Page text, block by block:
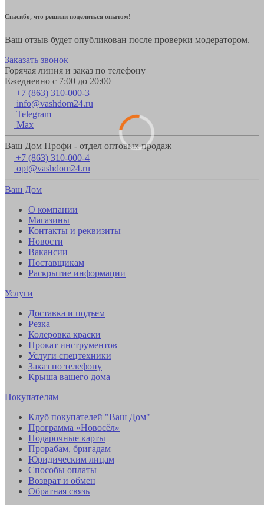
Спасибо, что решили поделиться опытом!
Ваш отзыв будет опубликован после проверки модератором.
Заказать звонок
Горячая линия и заказ по телефону
Ежедневно с 7:00 до 20:00
+7 (863) 310-000-3
info@vashdom24.ru
Telegram
Max
Ваш Дом Профи - отдел оптовых продаж
+7 (863) 310-000-4
opt@vashdom24.ru
Ваш Дом
О компании
Магазины
Контакты и реквизиты
Новости
Вакансии
Поставщикам
Раскрытие информации
Услуги
Доставка и подъем
Резка
Колеровка краски
Прокат инструментов
Услуги спецтехники
Заказ по телефону
Крыша вашего дома
Покупателям
Клуб покупателей "Ваш Дом"
Программа «Новосёл»
Подарочные карты
Прорабам, бригадам
Юридическим лицам
Способы оплаты
Возврат и обмен
Обратная связь